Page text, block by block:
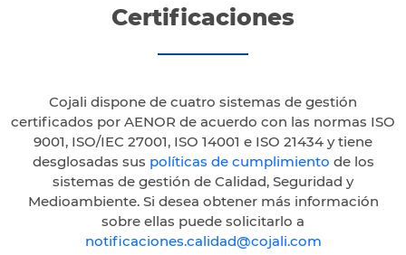
Certificaciones
Cojali dispone de cuatro sistemas de gestión
certificados por AENOR de acuerdo con las normas ISO
9001, ISO/IEC 27001, ISO 14001 e ISO 21434 y tiene
desglosadas sus políticas de cumplimiento de los
sistemas de gestión de Calidad, Seguridad y
Medioambiente. Si desea obtener más información
sobre ellas puede solicitarlo a
notificaciones.calidad@cojali.com